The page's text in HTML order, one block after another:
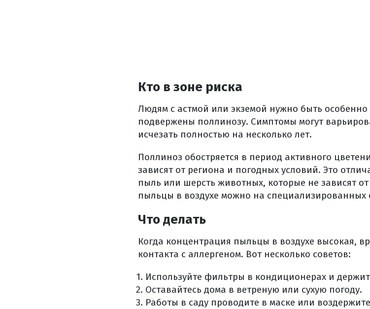
Кто в зоне риска
Людям с астмой или экземой нужно быть
подвержены поллинозу. Симптомы могут
исчезать полностью на несколько лет.
Поллиноз обостряется в период активного
зависят от региона и погодных условий. Это
пыль или шерсть животных, которые не зависят от
пыльцы в воздухе можно на специализированных
Что делать
Когда концентрация пыльцы в воздухе высокая,
контакта с аллергеном. Вот несколько советов:
Используйте фильтры в кондиционерах и
Оставайтесь дома в ветреную или сухую погоду.
Работы в саду проводите в маске или